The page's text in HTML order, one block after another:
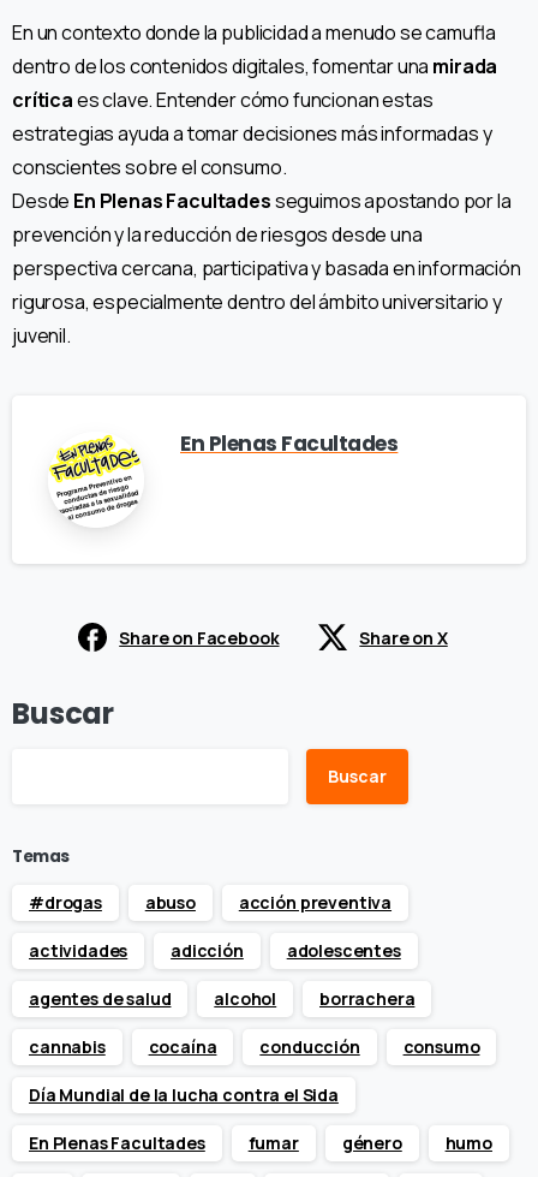
En un contexto donde la publicidad a menudo se camufla
dentro de los contenidos digitales, fomentar una mirada
críticaes clave. Entender cómo funcionan estas
estrategias ayuda a tomar decisiones más informadas y
conscientes sobre el consumo.
Desde En Plenas Facultadesseguimos apostando por la
prevención y la reducción de riesgos desde una
perspectiva cercana, participativa y basada en información
rigurosa, especialmente dentro del ámbito universitario y
juvenil.
En Plenas Facultades
Share on Facebook Share on X
Buscar
Buscar
Temas
#drogas
abuso acción preventiva
actividades adicción adolescentes
agentes de salud alcohol borrachera
cannabis cocaína conducción consumo
Día Mundial de la lucha contra el Sida
En Plenas Facultades fumar género humo